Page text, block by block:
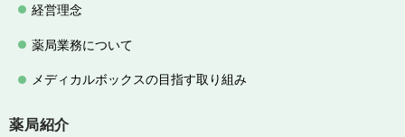
経営理念
薬局業務について
メディカルボックスの目指す取り組み
薬局紹介